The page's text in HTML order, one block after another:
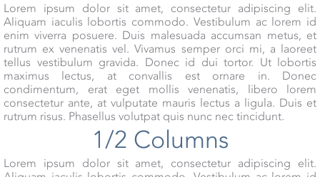
Lorem ipsum dolor sit amet, consectetur adipiscing elit.
Aliquam iaculis lobortis commodo. Vestibulum ac lorem id
enim viverra posuere. Duis malesuada accumsan metus, et
rutrum ex venenatis vel. Vivamus semper orci mi, a laoreet
tellus vestibulum gravida. Donec id dui tortor. Ut lobortis
maximus lectus, at convallis est ornare in. Donec
condimentum, erat eget mollis venenatis, libero lorem
consectetur ante, at vulputate mauris lectus a ligula. Duis et
rutrum risus. Phasellus volutpat quis nunc nec tincidunt.
1/2 Columns
Lorem ipsum dolor sit amet, consectetur adipiscing elit.